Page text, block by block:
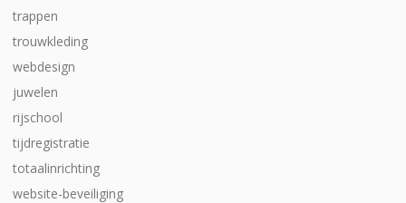
trappen
trouwkleding
webdesign
juwelen
rijschool
tijdregistratie
totaalinrichting
website-beveiliging